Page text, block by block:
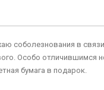
соболезнования в связи
Особо отличившимся
бумага в подарок.